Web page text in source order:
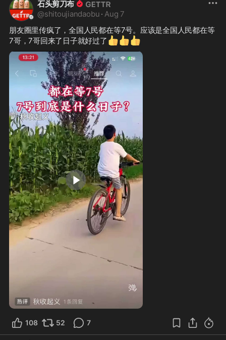
石头剪刀布
@shitoujiandaobu · Aug 7
朋友圈里传疯了，全国人民都在等7号。应该是全国人民都在等
7哥，7哥回来了日子就好过了 👍👍👍
108 52 7